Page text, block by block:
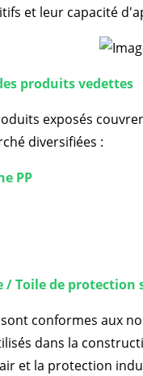
et leur capacité
produits vedettes
exposés
diversifiées :
PP
/ Toile de protection
conformes aux
dans la
et la protection